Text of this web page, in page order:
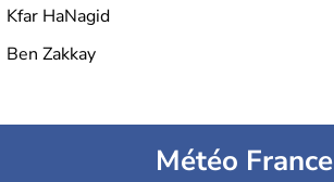
Kfar HaNagid
Ben Zakkay
Météo France